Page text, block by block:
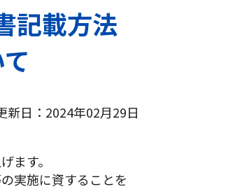
記載方法
新日：2024年02月29日
ます。
実施に資することを